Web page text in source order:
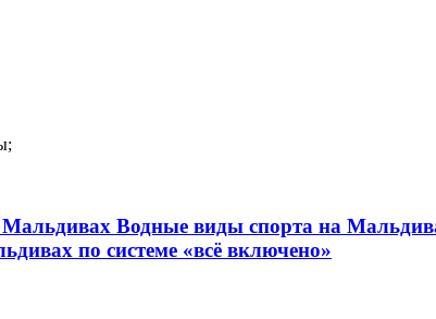
Водные виды спорта на
по системе «всё включено»